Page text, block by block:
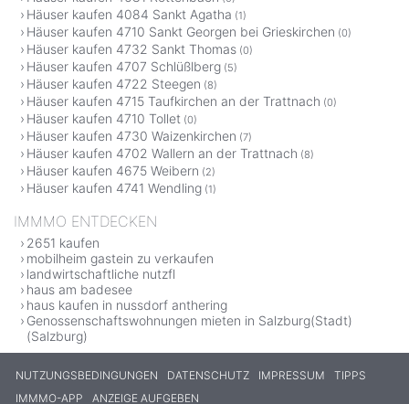
Häuser kaufen 4084 Sankt Agatha (1)
Häuser kaufen 4710 Sankt Georgen bei Grieskirchen (0)
Häuser kaufen 4732 Sankt Thomas (0)
Häuser kaufen 4707 Schlüßlberg (5)
Häuser kaufen 4722 Steegen (8)
Häuser kaufen 4715 Taufkirchen an der Trattnach (0)
Häuser kaufen 4710 Tollet (0)
Häuser kaufen 4730 Waizenkirchen (7)
Häuser kaufen 4702 Wallern an der Trattnach (8)
Häuser kaufen 4675 Weibern (2)
Häuser kaufen 4741 Wendling (1)
IMMMO ENTDECKEN
2651 kaufen
mobilheim gastein zu verkaufen
landwirtschaftliche nutzfl
haus am badesee
haus kaufen in nussdorf anthering
Genossenschaftswohnungen mieten in Salzburg(Stadt)
(Salzburg)
NUTZUNGSBEDINGUNGEN DATENSCHUTZ IMPRESSUM
TIPPS
IMMMO-APP
ANZEIGE AUFGEBEN